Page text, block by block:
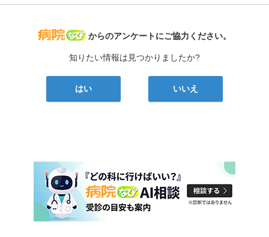
病院なび
からのアンケートにご協力ください。
知りたい情報は見つかりましたか?
はい いいえ